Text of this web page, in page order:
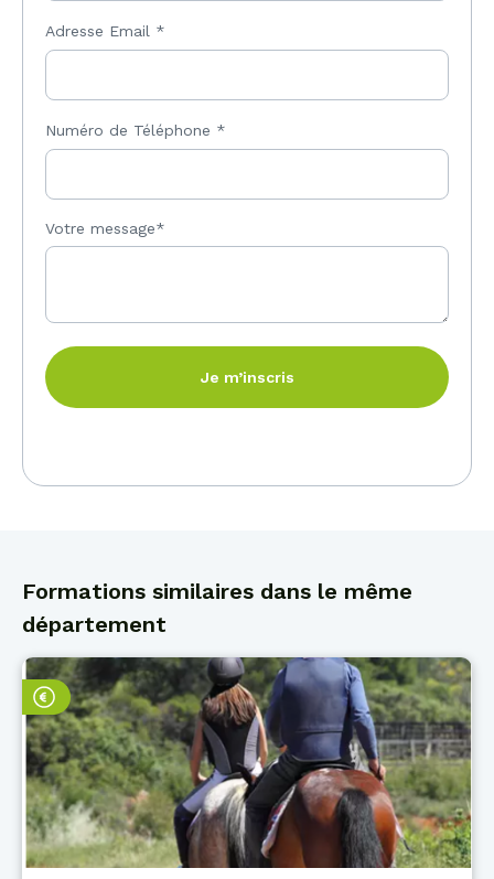
Adresse Email *
Numéro de Téléphone *
Votre message*
Je m’inscris
Formations similaires dans le même
département